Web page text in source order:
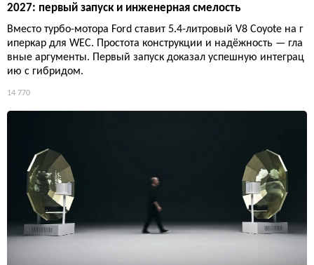
2027: первый запуск и инженерная смелость
Вместо турбо-мотора Ford ставит 5.4-литровый V8 Coyote на г
иперкар для WEC. Простота конструкции и надёжность — гла
вные аргументы. Первый запуск доказал успешную интеграц
ию с гибридом.
14 770